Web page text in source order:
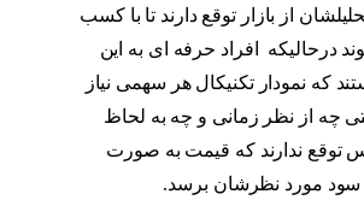
از بازار توقع دارند تا با کسب
درحالیکه افراد حرفه ای به این
که نمودار تکنیکال هر سهمی نیاز
چه از نظر زمانی و چه به لحاظ
توقع ندارند که قیمت به صورت
سود مورد نظرشان برسد.